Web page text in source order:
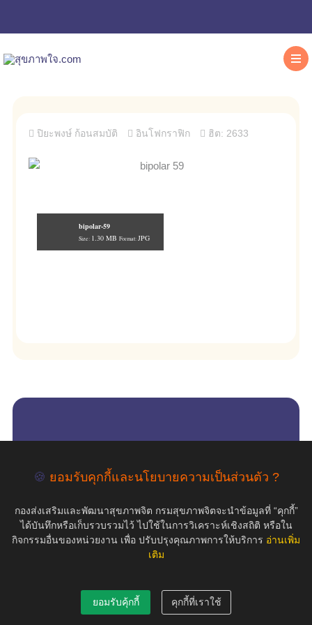
ปิยะพงษ์ ก้อนสมบัติ อินโฟกราฟิก ฮิต: 2633
bipolar-59
Size: 1.30 MB Format: JPG
COPYRIGHT ©2019 สุขภาพใจ.com สงวนลิขสิทธิ์.
🍪 ยอมรับคุกกี้และนโยบายความเป็นส่วนตัว ?
กองส่งเสริมและพัฒนาสุขภาพจิต กรมสุขภาพจิตจะนำข้อมูลที่ “คุกกี้”
ได้บันทึกหรือเก็บรวบรวมไว้ ไปใช้ในการวิเคราะห์เชิงสถิติ หรือใน
กิจกรรมอื่นของหน่วยงาน เพื่อ ปรับปรุงคุณภาพการให้บริการ อ่านเพิ่ม
เติม
ยอมรับคุ้กกี้ คุกกี้ที่เราใช้